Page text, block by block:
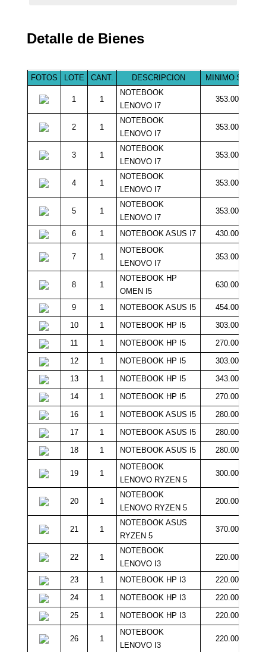
Detalle de Bienes
FOTOS LOTE CANT. DESCRIPCION MINIMO $
1 1
NOTEBOOK
LENOVO I7
353.000
2 1
NOTEBOOK
LENOVO I7
353.000
3 1
NOTEBOOK
LENOVO I7
353.000
4 1
NOTEBOOK
LENOVO I7
353.000
5 1
NOTEBOOK
LENOVO I7
353.000
6 1 NOTEBOOK ASUS I7 430.000
7 1
NOTEBOOK
LENOVO I7
353.000
8 1
NOTEBOOK HP
OMEN I5
630.000
9 1 NOTEBOOK ASUS I5
454.000
10
1 NOTEBOOK HP I5
303.000
11
1 NOTEBOOK HP I5
270.000
12
1 NOTEBOOK HP I5
303.000
13
1 NOTEBOOK HP I5
343.000
14
1 NOTEBOOK HP I5
270.000
16
1 NOTEBOOK ASUS I5
280.000
17
1 NOTEBOOK ASUS I5
280.000
18
1 NOTEBOOK ASUS I5 280.000
19 1
NOTEBOOK
LENOVO RYZEN 5
300.000
20 1
NOTEBOOK
LENOVO RYZEN 5
200.000
21 1
NOTEBOOK ASUS
RYZEN 5
370.000
22 1
NOTEBOOK
LENOVO I3
220.000
23 1 NOTEBOOK HP I3
220.000
24
1 NOTEBOOK HP I3
220.000
25
1 NOTEBOOK HP I3 220.000
26 1
NOTEBOOK
LENOVO I3
220.000